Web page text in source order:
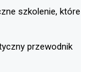
szkolenie, które
przewodnik